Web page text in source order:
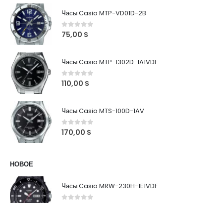
Часы Casio MTP-VD01D-2B
0out of 5
75,00 $
Часы Casio MTP-1302D-1A1VDF
0out of 5
110,00 $
Часы Casio MTS-100D-1AV
0out of 5
170,00 $
НОВОЕ
Часы Casio MRW-230H-1E1VDF